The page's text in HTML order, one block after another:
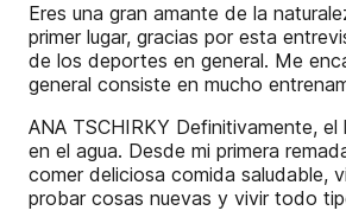
Eres una gran amante de la
primer lugar, gracias por esta
de los deportes en general. Me
general consiste en mucho
ANA TSCHIRKY Definitivamente,
en el agua. Desde mi primera
comer deliciosa comida saludable,
probar cosas nuevas y vivir todo